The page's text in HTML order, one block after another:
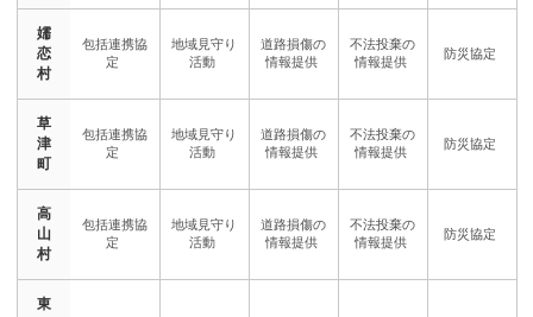
嬬
恋
村
草
津
町
高
山
村
東